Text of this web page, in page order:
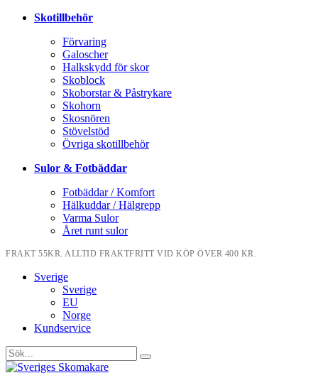
Skotillbehör
Förvaring
Galoscher
Halkskydd för skor
Skoblock
Skoborstar & Påstrykare
Skohorn
Skosnören
Stövelstöd
Övriga skotillbehör
Sulor & Fotbäddar
Fotbäddar / Komfort
Hälkuddar / Hälgrepp
Varma Sulor
Året runt sulor
FRAKT 55KR. ALLTID FRAKTFRITT VID KÖP ÖVER 400 KR.
Sverige
Sverige
EU
Norge
Kundservice